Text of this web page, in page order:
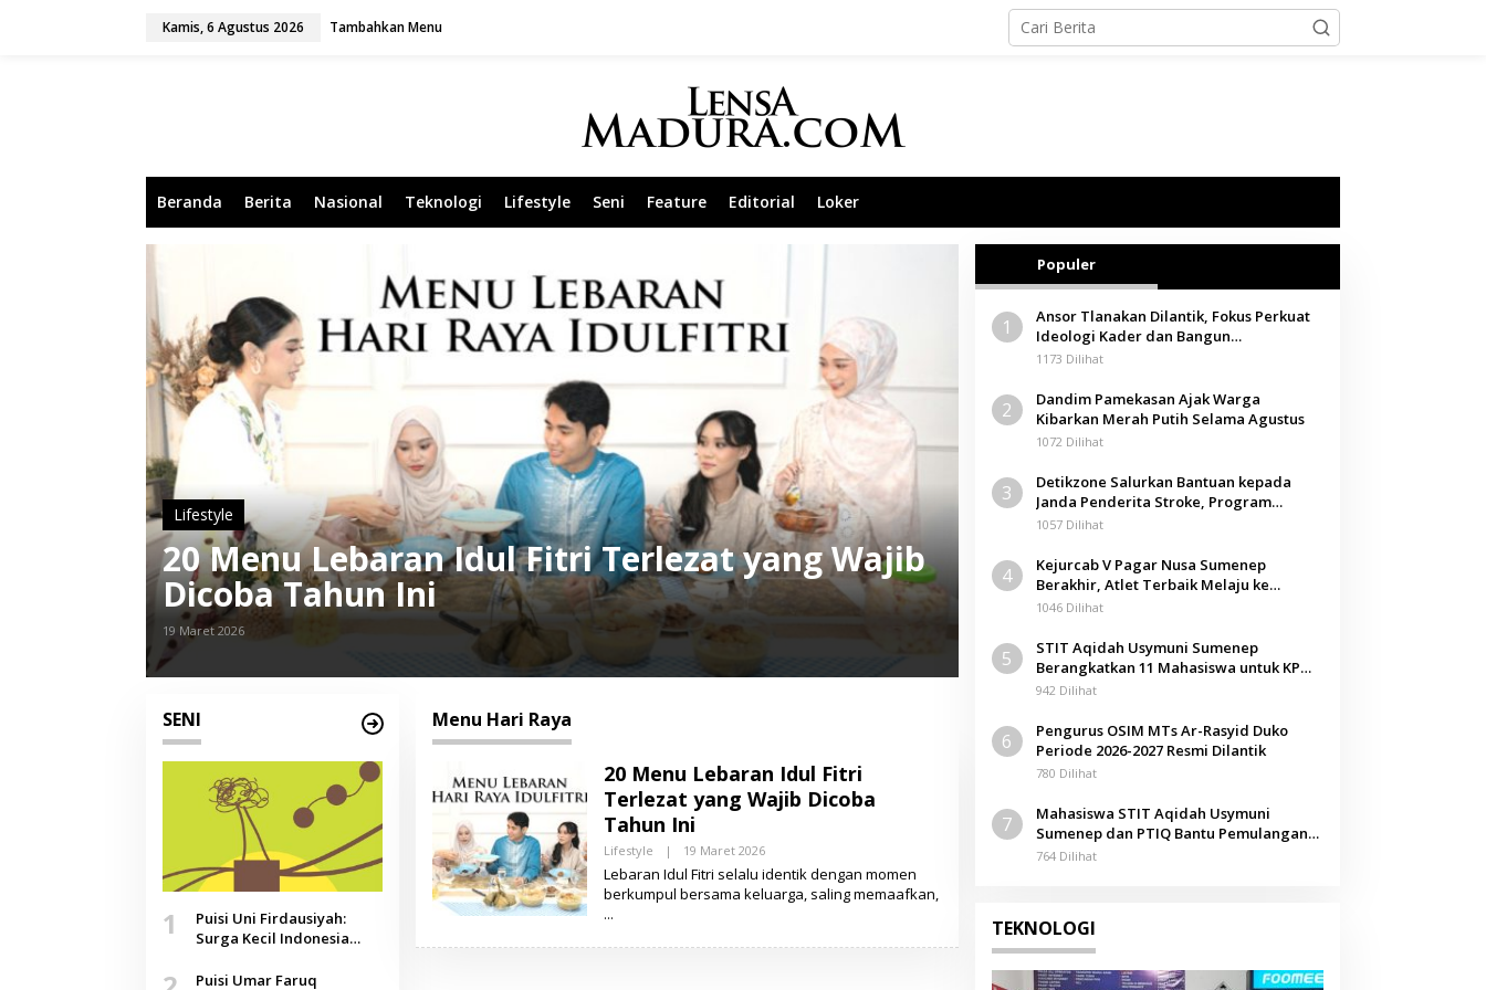
Kamis, 6 Agustus 2026 Tambahkan Menu
Beranda Berita Nasional Teknologi Lifestyle Seni Feature Editorial Loker
Lifestyle
20 Menu Lebaran Idul Fitri Terlezat yang Wajib
Dicoba Tahun Ini
19 Maret 2026
SENI
1
Puisi Uni Firdausiyah:
Surga Kecil Indonesia
Doa yang Jauh, Narasi
Puisi Umar Faruq
Menu Hari Raya
20 Menu Lebaran Idul Fitri
Terlezat yang Wajib Dicoba
Tahun Ini
Lifestyle | 19 Maret 2026O
E
H
Lebaran Idul Fitri selalu identik dengan momen
berkumpul bersama keluarga, saling memaafkan,
Populer
1
Ansor Tlanakan Dilantik, Fokus Perkuat
Ideologi Kader dan Bangun
Kemandirian Ekonomi
1173 Dilihat
2
Dandim Pamekasan Ajak Warga
Kibarkan Merah Putih Selama Agustus
1072 Dilihat
3
Detikzone Salurkan Bantuan kepada
Janda Penderita Stroke, Program
Berbagi Masuki Hari ke-61
1057 Dilihat
4
Kejurcab V Pagar Nusa Sumenep
Berakhir, Atlet Terbaik Melaju ke
Kejurwil Jatim
1046 Dilihat
5
STIT Aqidah Usymuni Sumenep
Berangkatkan 11 Mahasiswa untuk KPM
Internasional di Malaysia
942 Dilihat
6
Pengurus OSIM MTs Ar-Rasyid Duko
Periode 2026-2027 Resmi Dilantik
780 Dilihat
7
Mahasiswa STIT Aqidah Usymuni
Sumenep dan PTIQ Bantu Pemulangan
Jenazah WNI Asal Aceh di Malaysia
764 Dilihat
TEKNOLOGI